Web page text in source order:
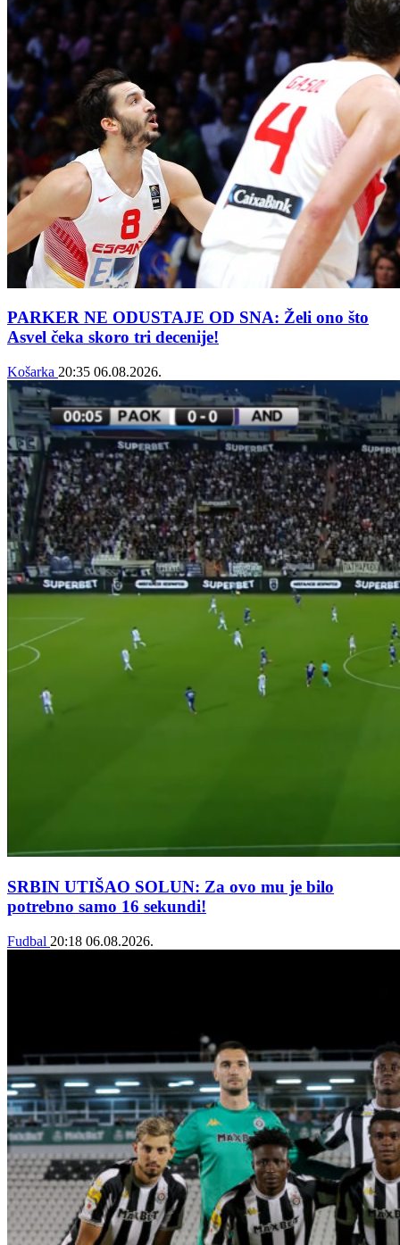
PARKER NE ODUSTAJE OD SNA: Želi ono što
Asvel čeka skoro tri decenije!
Košarka 20:35 06.08.2026.
SRBIN UTIŠAO SOLUN: Za ovo mu je bilo
potrebno samo 16 sekundi!
Fudbal 20:18 06.08.2026.